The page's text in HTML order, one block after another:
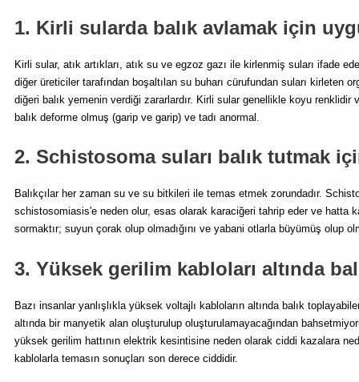
1. Kirli sularda balık avlamak için
Kirli sular, atık artıkları, atık su ve egzoz gazı ile kirlenmiş suları ifade
diğer üreticiler tarafından boşaltılan su buharı cürufundan suları kirleten
diğeri balık yemenin verdiği zararlardır. Kirli sular genellikle koyu
balık deforme olmuş (garip ve garip) ve tadı anormal.
2. Schistosoma suları balık tutmak
Balıkçılar her zaman su ve su bitkileri ile temas etmek zorundadır.
schistosomiasis'e neden olur, esas olarak karaciğeri tahrip eder ve hatta
sormaktır; suyun çorak olup olmadığını ve yabani otlarla büyümüş olup
3. Yüksek gerilim kabloları altında
Bazı insanlar yanlışlıkla yüksek voltajlı kabloların altında balık
altında bir manyetik alan oluşturulup oluşturulamayacağından
yüksek gerilim hattının elektrik kesintisine neden olarak ciddi kazalara
kablolarla temasın sonuçları son derece ciddidir.